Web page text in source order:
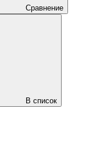
Сравнение
В список